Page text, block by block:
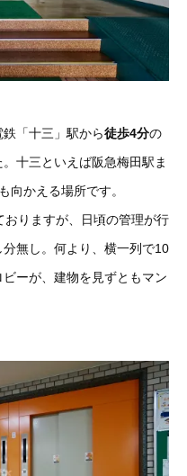
「十三」駅から徒歩4分の
十三といえば阪急梅田駅ま
向かえる場所です。
おりますが、日頃の管理が行
無し。何より、横一列で10
ーが、建物を見ずともマン